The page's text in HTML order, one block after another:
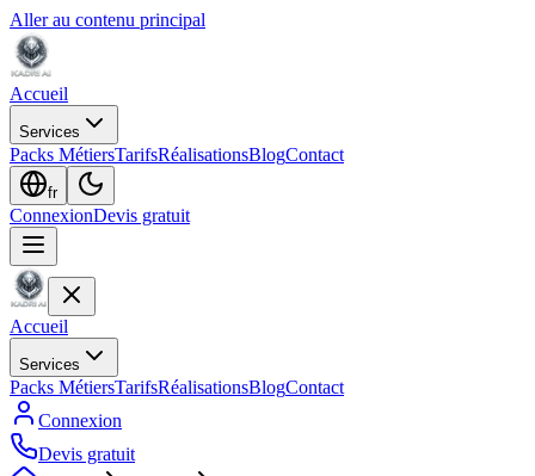
Aller au contenu principal
Accueil
Services
Packs MétiersTarifsRéalisationsBlogContact
fr
ConnexionDevis gratuit
Accueil
Services
Packs MétiersTarifsRéalisationsBlogContact
Connexion
Devis gratuit